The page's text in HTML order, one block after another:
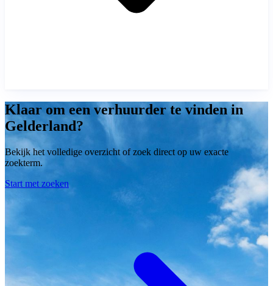
Klaar om een verhuurder te vinden in
Gelderland?
Bekijk het volledige overzicht of zoek direct op uw exacte
zoekterm.
Start met zoeken